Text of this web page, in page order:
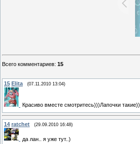
Всего комментариев: 15
15 Elita (07.11.2010 13:04)
Красиво вместе смотритесь)))Лапочки такие))
14 ratchet (29.09.2010 16:48)
да лан.. я уже тут..)